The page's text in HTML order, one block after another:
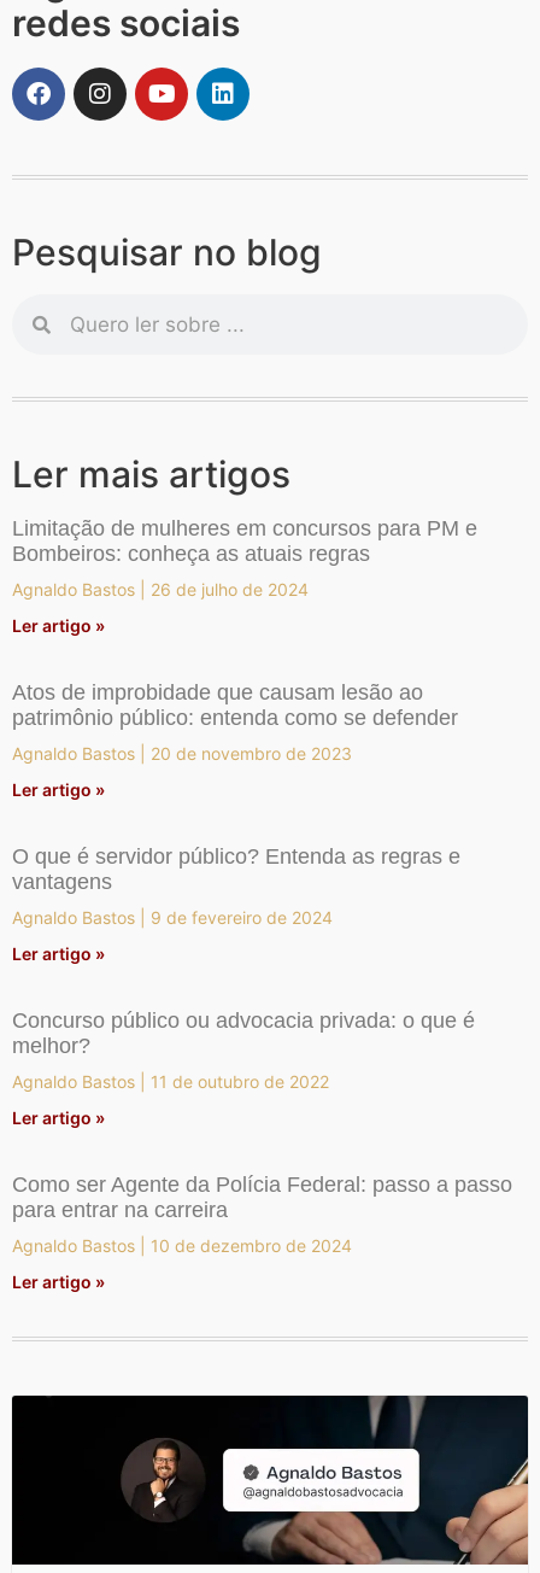
redes sociais
Pesquisar no blog
Ler mais artigos
Limitação de mulheres em concursos para PM e
Bombeiros: conheça as atuais regras
Agnaldo Bastos
26 de julho de 2024
Ler artigo »
Atos de improbidade que causam lesão ao
patrimônio público: entenda como se defender
Agnaldo Bastos
20 de novembro de 2023
Ler artigo »
O que é servidor público? Entenda as regras e
vantagens
Agnaldo Bastos
9 de fevereiro de 2024
Ler artigo »
Concurso público ou advocacia privada: o que é
melhor?
Agnaldo Bastos
11 de outubro de 2022
Ler artigo »
Como ser Agente da Polícia Federal: passo a passo
para entrar na carreira
Agnaldo Bastos
10 de dezembro de 2024
Ler artigo »